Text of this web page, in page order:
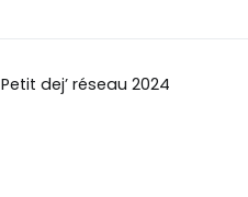
Petit dej’ réseau 2024